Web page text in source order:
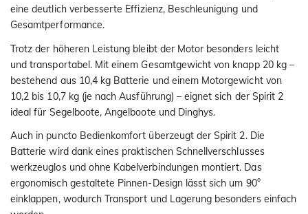
eine deutlich verbesserte Effizienz, Beschleunigung und
Gesamtperformance.
Trotz der höheren Leistung bleibt der Motor besonders leicht
und transportabel. Mit einem Gesamtgewicht von knapp 20 kg –
bestehend aus 10,4 kg Batterie und einem Motorgewicht von
10,2 bis 10,7 kg (je nach Ausführung) – eignet sich der Spirit 2
ideal für Segelboote, Angelboote und Dinghys.
Auch in puncto Bedienkomfort überzeugt der Spirit 2. Die
Batterie wird dank eines praktischen Schnellverschlusses
werkzeuglos und ohne Kabelverbindungen montiert. Das
ergonomisch gestaltete Pinnen-Design lässt sich um 90°
einklappen, wodurch Transport und Lagerung besonders einfach